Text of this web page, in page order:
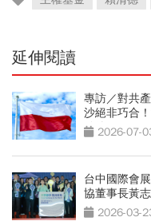
延伸閱讀
專訪／對共
沙絕非巧合
夥伴」
2026-07-
台中國際會
協董事長黃
2026-03-